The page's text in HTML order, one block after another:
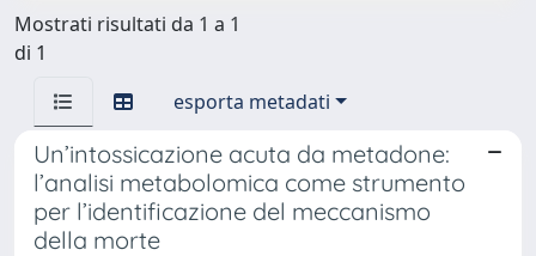
Mostrati risultati da 1 a 1
di 1
esporta metadati
Un’intossicazione acuta da metadone:
l’analisi metabolomica come strumento
per l’identificazione del meccanismo
della morte